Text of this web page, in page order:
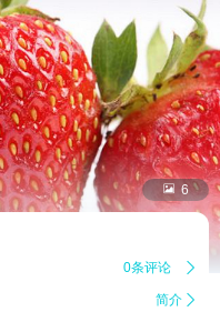
 6
0条评论 
简介 